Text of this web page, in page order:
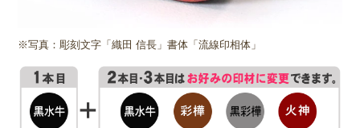
※写真：彫刻文字「織田 信長」書体「流線印相体」